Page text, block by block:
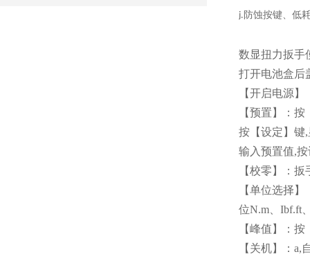
j. 防蚀按键、低
数显扭力扳手
打开电池盒后
【开启电源
【预置】：
按【设定】键
输入预置值,
【校零】：
【单位选择
位N.m、Ibf.ft
【峰值】：
【关机】：